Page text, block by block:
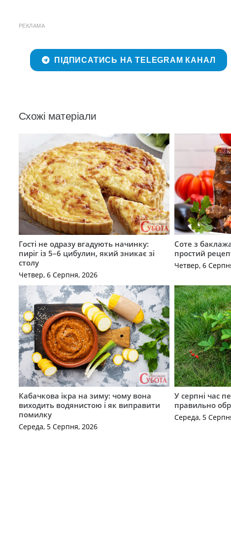
РЕКЛАМА
ПІДПИСАТИСЬ НА TELEGRAM КАНАЛ
Схожі матеріали
Гості не одразу вгадують начинку:
пиріг із 5–6 цибулин, який зникає зі
столу
Четвер, 6 Серпня, 2026
Соте з
простий
Четвер, 6
Кабачкова ікра на зиму: чому вона
виходить водянистою і як виправити
помилку
Середа, 5 Серпня, 2026
У серпні час
правильно
Середа, 5